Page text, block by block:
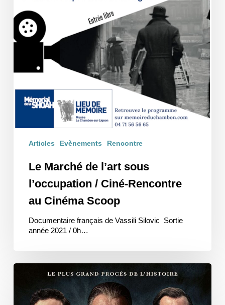
Articles Evènements Rencontre
Le Marché de l’art sous
l’occupation / Ciné-Rencontre
au Cinéma Scoop
Documentaire français de Vassili Silovic Sortie
année 2021 / 0h…
Nuremberg
Débat